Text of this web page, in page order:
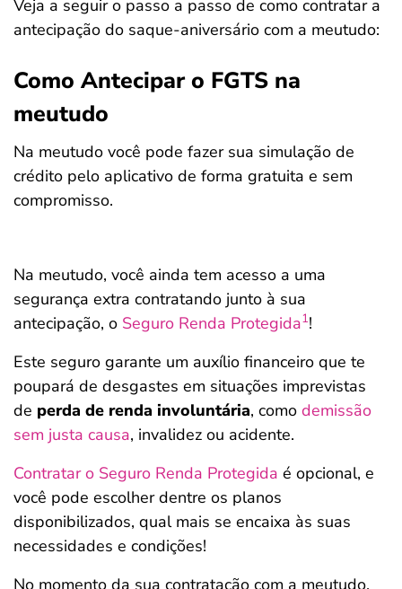
Veja a seguir o passo a passo de como contratar a
antecipação do saque-aniversário com a meutudo:
Como Antecipar o FGTS na
meutudo
Na meutudo você pode fazer sua simulação de
crédito pelo aplicativo de forma gratuita e sem
compromisso.
Na meutudo, você ainda tem acesso a uma
segurança extra contratando junto à sua
antecipação, o Seguro Renda Protegida1!
Este seguro garante um auxílio financeiro que te
poupará de desgastes em situações imprevistas
de perda de renda involuntária, como demissão
sem justa causa, invalidez ou acidente.
Contratar o Seguro Renda Protegida é opcional, e
você pode escolher dentre os planos
disponibilizados, qual mais se encaixa às suas
necessidades e condições!
No momento da sua contratação com a meutudo,